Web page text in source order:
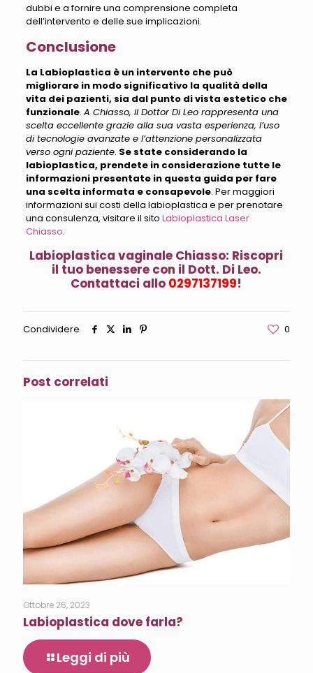
dubbi e a fornire una comprensione completa
dell’intervento e delle sue implicazioni.
Conclusione
La Labioplastica è un intervento che può
migliorare in modo significativo la qualità della
vita dei pazienti, sia dal punto di vista estetico che
funzionale. A Chiasso, il Dottor Di Leo rappresenta una
scelta eccellente grazie alla sua vasta esperienza, l’uso
di tecnologie avanzate e l’attenzione personalizzata
verso ogni paziente. Se state considerando la
labioplastica, prendete in considerazione tutte le
informazioni presentate in questa guida per fare
una scelta informata e consapevole. Per maggiori
informazioni sui costi della labioplastica e per prenotare
una consulenza, visitare il sito Labioplastica Laser
Chiasso.
Labioplastica vaginale Chiasso: Riscopri
il tuo benessere con il Dott. Di Leo.
Contattaci allo 0297137199!
Condividere 0
Post correlati
Ottobre 26, 2023
Labioplastica dove farla?
Leggi di più